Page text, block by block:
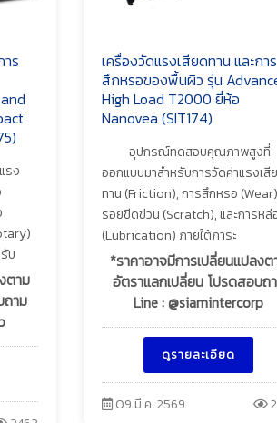
ร
รง
บ
ตาม
ถาม
เครื่องวัดแรงเสียดทาน และการ
สึกหรอของพื้นผิว รุ่น
High Load T2000 ยี่ห้อ
Nanovea (SIT174)
อุปกรณ์ทดสอบคุณภาพสูงที่
ออกแบบมาสำหรับการวัดค่าแรงเสี
ทาน (Friction), การสึกหรอ
รอยขีดข่วน (Scratch), และการหล่
(Lubrication) ภายใต้ภาระ
*ราคาอาจมีการเปลี่ยนแปลงต
อัตราแลกเปลี่ยน โปรดสอบถ
Line : @siamintercorp
ดูรายละเอียด
09 มี.ค. 2569